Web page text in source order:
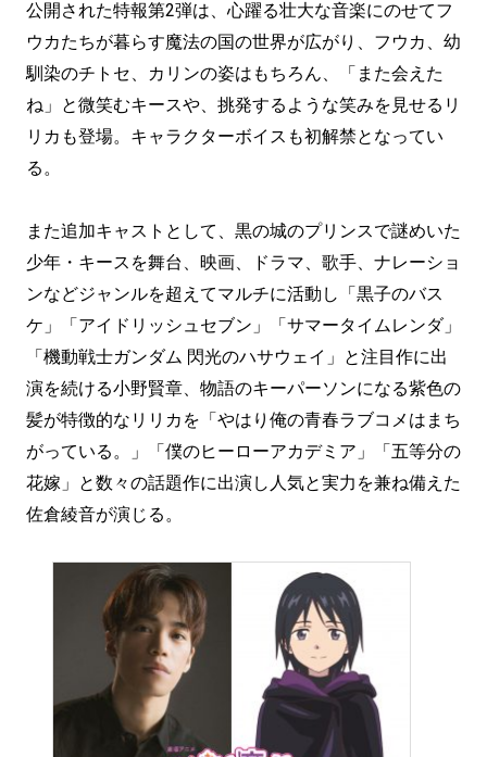
公開された特報第2弾は、心躍る壮大な音楽にのせてフ
ウカたちが暮らす魔法の国の世界が広がり、フウカ、幼
馴染のチトセ、カリンの姿はもちろん、「また会えた
ね」と微笑むキースや、挑発するような笑みを見せるリ
リカも登場。キャラクターボイスも初解禁となってい
る。
また追加キャストとして、黒の城のプリンスで謎めいた
少年・キースを舞台、映画、ドラマ、歌手、ナレーショ
ンなどジャンルを超えてマルチに活動し「黒子のバス
ケ」「アイドリッシュセブン」「サマータイムレンダ」
「機動戦士ガンダム 閃光のハサウェイ」と注目作に出
演を続ける小野賢章、物語のキーパーソンになる紫色の
髪が特徴的なリリカを「やはり俺の青春ラブコメはまち
がっている。」「僕のヒーローアカデミア」「五等分の
花嫁」と数々の話題作に出演し人気と実力を兼ね備えた
佐倉綾音が演じる。